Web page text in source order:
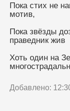
Пока стих не
мотив,
Пока звёзды
праведник жив
Хоть один на
Добавлено: